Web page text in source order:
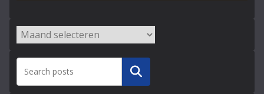
Archieven
Zoeken